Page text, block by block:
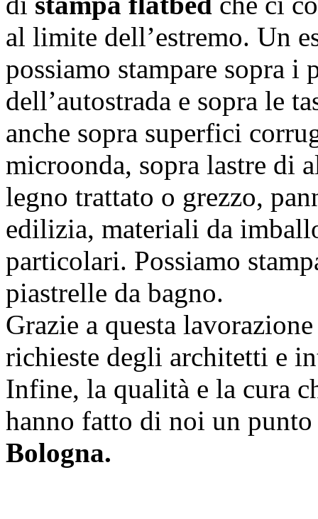
al limite dell’estremo. Un
possiamo stampare sopra i
dell’autostrada e sopra le
anche sopra superfici
microonda, sopra lastre di
legno trattato o grezzo,
edilizia, materiali da
particolari. Possiamo
piastrelle da bagno.
Grazie a questa
richieste degli architetti e
Infine, la qualità e la cura
hanno fatto di noi un
Bologna.